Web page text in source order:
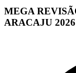
MEGA
ARACAJU 2026